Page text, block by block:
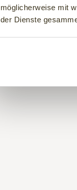
möglicherweise mit
der Dienste